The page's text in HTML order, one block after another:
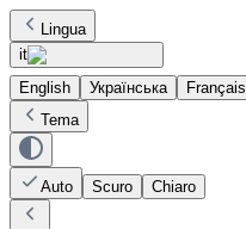
Lingua
it
English
Українська Français
Tema
Auto Scuro Chiaro